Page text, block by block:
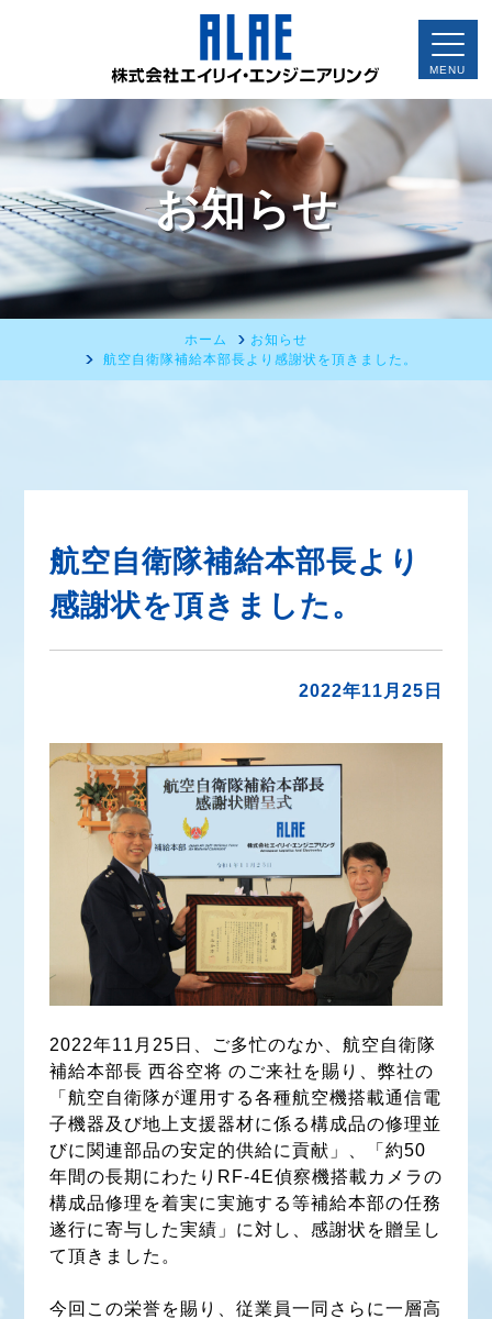
お知らせ
ホーム
お知らせ
航空自衛隊補給本部長より感謝状を頂きました。
航空自衛隊補給本部長より
感謝状を頂きました。
2022年11月25日
2022年11月25日、ご多忙のなか、航空自衛隊
補給本部長 西谷空将 のご来社を賜り、弊社の
「航空自衛隊が運用する各種航空機搭載通信電
子機器及び地上支援器材に係る構成品の修理並
びに関連部品の安定的供給に貢献」、「約50
年間の長期にわたりRF-4E偵察機搭載カメラの
構成品修理を着実に実施する等補給本部の任務
遂行に寄与した実績」に対し、感謝状を贈呈し
て頂きました。
今回この栄誉を賜り、従業員一同さらに一層高